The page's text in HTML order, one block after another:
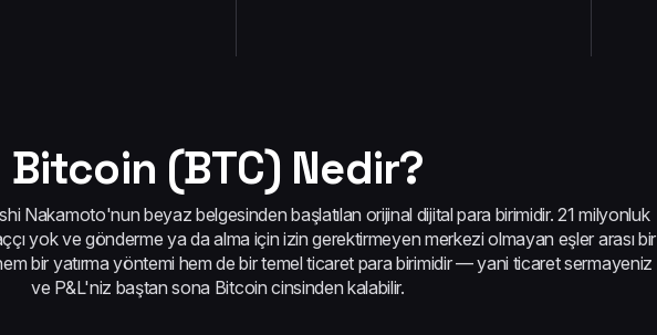
Bitcoin (BTC) Nedir?
Nakamoto'nun beyaz belgesinden başlatılan orijinal dijital para birimidir. 21 milyonluk
yok ve gönderme ya da alma için izin gerektirmeyen merkezi olmayan eşler arası bir
bir yatırma yöntemi hem de bir temel ticaret para birimidir — yani ticaret sermayeniz
ve P&L'niz baştan sona Bitcoin cinsinden kalabilir.